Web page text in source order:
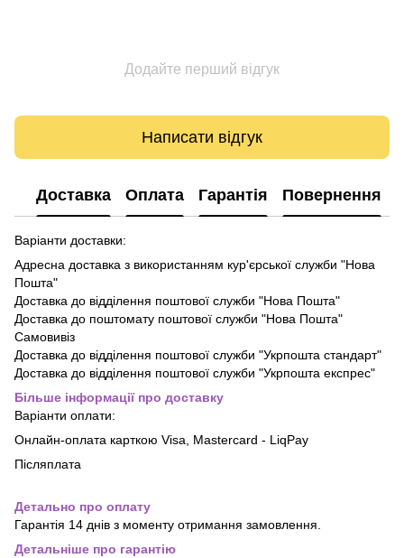
Додайте перший відгук
Написати відгук
Доставка Оплата Гарантія Повернення
Варіанти доставки:
Адресна доставка з використанням кур'єрської служби "Нова
Пошта"
Доставка до відділення поштової служби "Нова Пошта"
Доставка до поштомату поштової служби "Нова Пошта"
Самовивіз
Доставка до відділення поштової служби "Укрпошта стандарт"
Доставка до відділення поштової служби "Укрпошта експрес"
Більше інформації про доставку
Варіанти оплати:
Онлайн-оплата карткою Visa, Mastercard - LiqPay
Післяплата
Детально про оплату
Гарантія 14 днів з моменту отримання замовлення.
Детальніше про гарантію